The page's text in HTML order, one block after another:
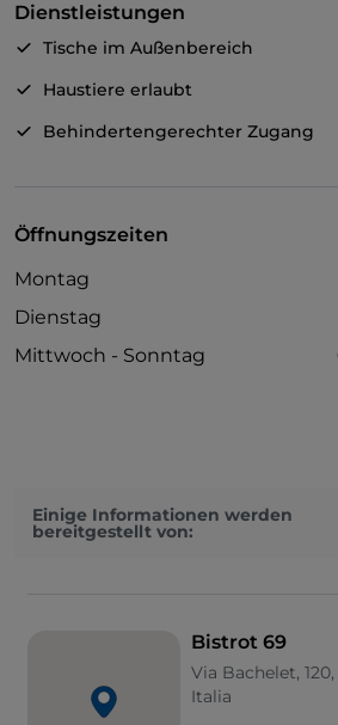
Dienstleistungen
Tische im Außenbereich
Haustiere erlaubt
Behindertengerechter Zugang
Öffnungszeiten
Montag
Dienstag
Mittwoch - Sonntag
Einige Informationen werden
bereitgestellt von:
Bistrot 69
Via Bachelet,
Italia